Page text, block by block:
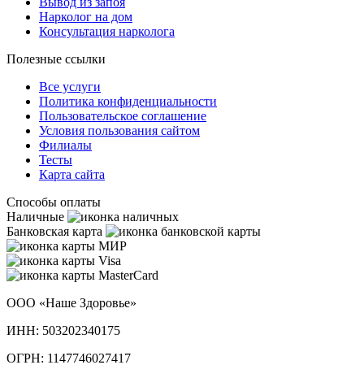
Нарколог на дом
Консультация нарколога
Полезные ссылки
Все услуги
Политика конфиденциальности
Пользовательское cоглашение
Условия пользования сайтом
Филиалы
Тесты
Карта сайта
Способы оплаты
Наличные
Банковская карта
ООО «Наше Здоровье»
ИНН: 503202340175
ОГРН: 1147746027417